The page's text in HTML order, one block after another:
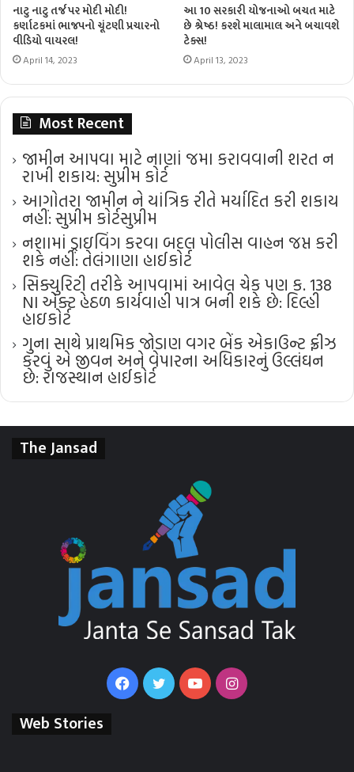
નાટુ નાટુ તર્જ પર મોદી મોદી!
કર્ણાટકમાં ભાજપનો ચૂંટણી પ્રચારનો
વીડિયો વાયરલ!
April 14, 2023
આ 10 સરકારી યોજનાઓ બચત માટે
છે શ્રેષ્ઠ! કરશે માલામાલ અને બચાવશે
ટેક્સ!
April 13, 2023
Most Recent
જામીન આપવા માટે નાણાં જમા કરાવવાની શરત ન
રાખી શકાય: સુપ્રીમ કોર્ટ
આગોતરા જામીન ને યાંત્રિક રીતે મર્યાદિત કરી શકાય
નહીં: સુપ્રીમ કોર્ટ​સુપ્રીમ
નશામાં ડ્રાઇવિંગ કરવા બદલ પોલીસ વાહન જપ્ત કરી
શકે નહીં: તેલંગાણા હાઈકોર્ટ
સિક્યુરિટી તરીકે આપવામાં આવેલ ચેક પણ ક. 138
NI એક્ટ હેઠળ કાર્યવાહી પાત્ર બની શકે છે: દિલ્હી
હાઇકોર્ટ
ગુના સાથે પ્રાથમિક જોડાણ વગર બેંક એકાઉન્ટ ફ્રીઝ
કરવું એ જીવન અને વેપારના અધિકારનું ઉલ્લંઘન
છે: રાજસ્થાન હાઈકોર્ટ
The Jansad
FacebookTwitterYouTubeInstagram
Web Stories